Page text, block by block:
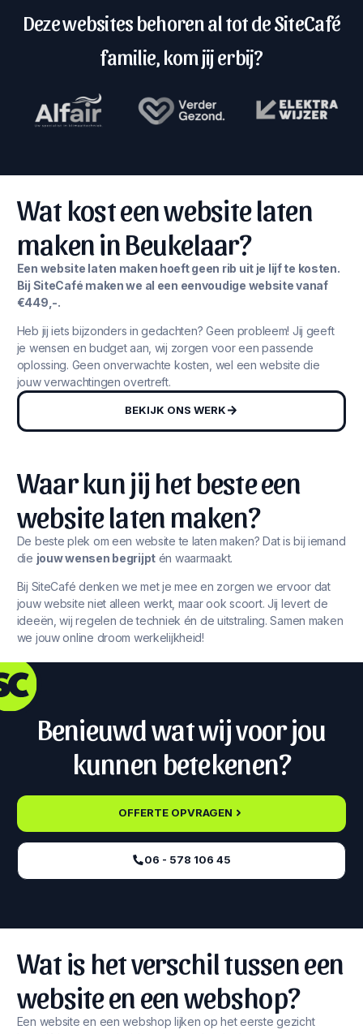
Deze websites behoren al tot de SiteCafé
familie, kom jij erbij?
Wat kost een website laten
maken in Beukelaar?
Een website laten maken hoeft geen rib uit je lijf te kosten.
Bij SiteCafé maken we al een eenvoudige website vanaf
€449,-.
Heb jij iets bijzonders in gedachten? Geen probleem! Jij geeft
je wensen en budget aan, wij zorgen voor een passende
oplossing. Geen onverwachte kosten, wel een website die
jouw verwachtingen overtreft.
BEKIJK ONS WERK
Waar kun jij het beste een
website laten maken?
De beste plek om een website te laten maken? Dat is bij iemand
die jouw wensen begrijpt én waarmaakt.
Bij SiteCafé denken we met je mee en zorgen we ervoor dat
jouw website niet alleen werkt, maar ook scoort. Jij levert de
ideeën, wij regelen de techniek én de uitstraling. Samen maken
we jouw online droom werkelijkheid!
Benieuwd wat wij voor jou
kunnen betekenen?
OFFERTE OPVRAGEN
06 - 578 106 45‬
Wat is het verschil tussen een
website en een webshop?
Een website en een webshop lijken op het eerste gezicht